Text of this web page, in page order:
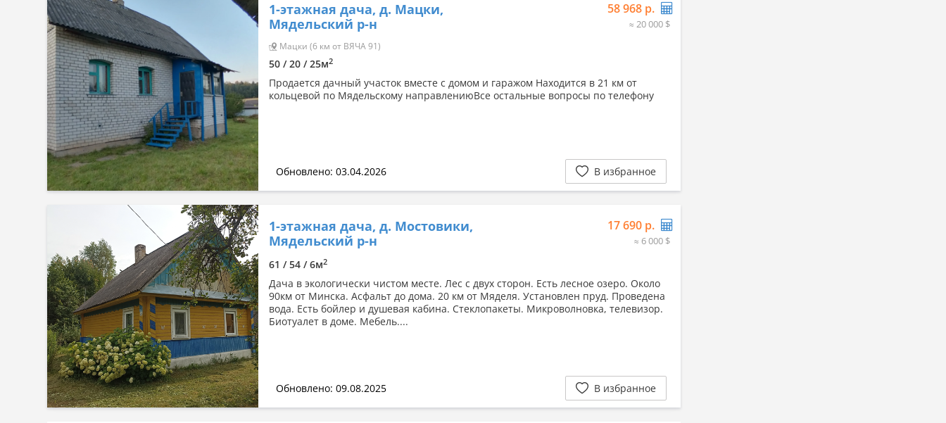
1-этажная дача, д. Мацки,
Мядельский р-н
Мацки (6 км от ВЯЧА 91)
58 968 р.
≈ 20 000 $
50 / 20 / 25м2
Продается дачный участок вместе с домом и гаражом Находится в 21 км от
кольцевой по Мядельскому направлениюВсе остальные вопросы по телефону
Обновлено: 03.04.2026 В избранное
1-этажная дача, д. Мостовики,
Мядельский р-н
17 690 р.
≈ 6 000 $
61 / 54 / 6м2
Дача в экологически чистом месте. Лес с двух сторон. Есть лесное озеро. Около
90км от Минска. Асфальт до дома. 20 км от Мяделя. Установлен пруд. Проведена
вода. Есть бойлер и душевая кабина. Стеклопакеты. Микроволновка, телевизор.
Биотуалет в доме. Мебель....
Обновлено: 09.08.2025 В избранное